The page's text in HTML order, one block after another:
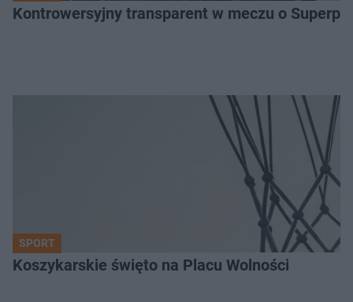
Kontrowersyjny transparent w meczu o
SPORT
Koszykarskie święto na Placu Wolności